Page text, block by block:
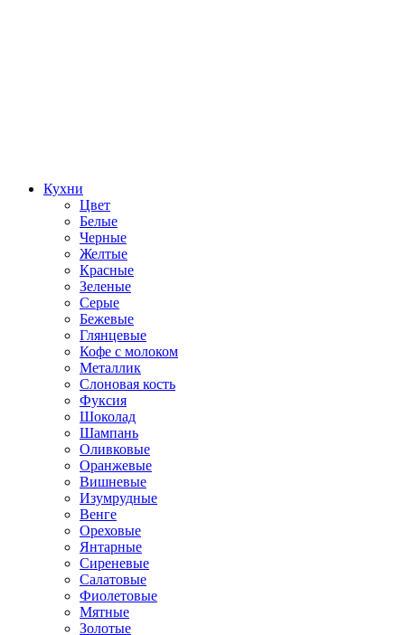
Кухни
Цвет
Белые
Черные
Желтые
Красные
Зеленые
Серые
Бежевые
Глянцевые
Кофе с молоком
Металлик
Слоновая кость
Фуксия
Шоколад
Шампань
Оливковые
Оранжевые
Вишневые
Изумрудные
Венге
Ореховые
Янтарные
Сиреневые
Салатовые
Фиолетовые
Мятные
Золотые